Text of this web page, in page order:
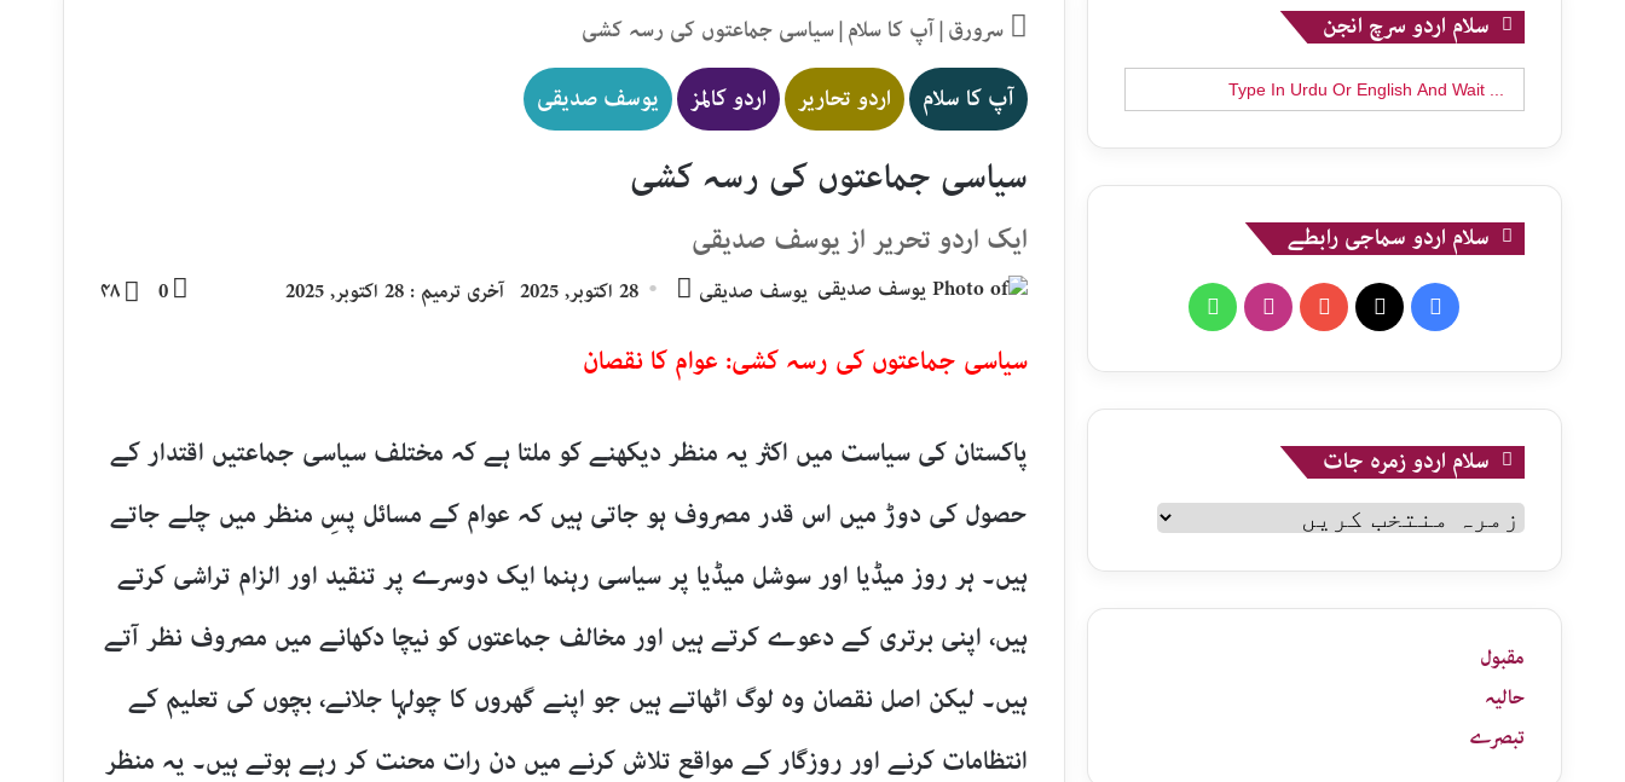
سرورق|آپ کا سلام|سیاسی جماعتوں کی رسہ کشی
آپ کا سلام اردو تحاریر اردو کالمز یوسف صدیقی
سیاسی جماعتوں کی رسہ کشی
ایک اردو تحریر از یوسف صدیقی
یوسف صدیقی
Send
email
28 اکتوبر, 2025 آخری ترمیم : 28 اکتوبر, 2025 0 ۴۸
سیاسی جماعتوں کی رسہ کشی: عوام کا نقصان
پاکستان کی سیاست میں اکثر یہ منظر دیکھنے کو ملتا ہے کہ مختلف سیاسی جماعتیں اقتدار کے
حصول کی دوڑ میں اس قدر مصروف ہو جاتی ہیں کہ عوام کے مسائل پسِ منظر میں چلے جاتے
ہیں۔ ہر روز میڈیا اور سوشل میڈیا پر سیاسی رہنما ایک دوسرے پر تنقید اور الزام تراشی کرتے
ہیں، اپنی برتری کے دعوے کرتے ہیں اور مخالف جماعتوں کو نیچا دکھانے میں مصروف نظر آتے
ہیں۔ لیکن اصل نقصان وہ لوگ اٹھاتے ہیں جو اپنے گھروں کا چولہا جلانے، بچوں کی تعلیم کے
انتظامات کرنے اور روزگار کے مواقع تلاش کرنے میں دن رات محنت کر رہے ہوتے ہیں۔ یہ منظر
سلام اردو سرچ انجن
Search
for:
سلام اردو سماجی رابطے
Facebook
YouTube
Instagram
WhatsApp
سلام اردو زمرہ جات
سلام
اردو
زمرہ
مقبول
حالیہ
تبصرے